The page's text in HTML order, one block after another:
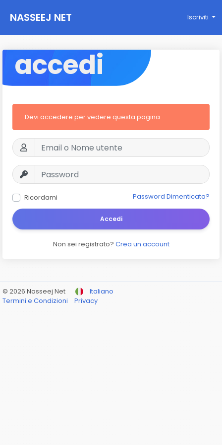
NASSEEJ NET Iscriviti
accedi
Devi accedere per vedere questa pagina
Ricordami Password Dimenticata?
Accedi
Non sei registrato? Crea un account
© 2026 Nasseej Net
Italiano
Termini e Condizioni
Privacy